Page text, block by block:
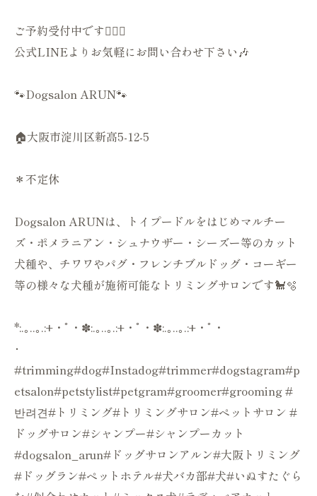
ご予約受付中です💁🏻‍♀️
公式LINEよりお気軽にお問い合わせ下さい🎶
🐾Dogsalon ARUN🐾
🏠大阪市淀川区新高5-12-5
＊不定休
Dogsalon ARUNは、トイプードルをはじめマルチー
ズ・ポメラニアン・シュナウザー・シーズー等のカット
犬種や、チワワやパグ・フレンチブルドッグ・コーギー
等の様々な犬種が施術可能なトリミングサロンです🐩🫧
*:.｡..｡.:+・ﾟ・✽:.｡..｡.:+・ﾟ・✽:.｡..｡.:+・ﾟ・
･
#trimming#dog#Instadog#trimmer#dogstagram#p
etsalon#petstylist#petgram#groomer#grooming #
반려견#トリミング#トリミングサロン#ペットサロン #
ドッグサロン#シャンプー#シャンプーカット
#dogsalon_arun#ドッグサロンアルン#大阪トリミング
#ドッグラン#ペットホテル#犬バカ部#犬#いぬすたぐら